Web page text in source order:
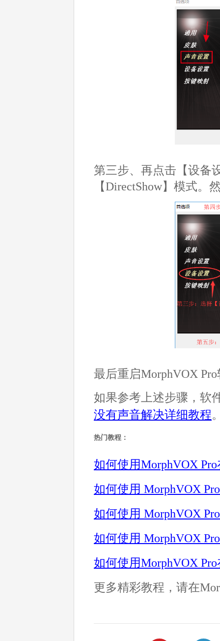
第三步、再点击【设备
【DirectShow】模式。
最后重启MorphVOX
如果参考上述步骤，软
没有声音解决详细教程
热门教程：
如何使用MorphVOX
如何使用 MorphVOX
如何使用 MorphVOX
如何使用 MorphVOX
如何使用MorphVOX
更多精彩教程，请在